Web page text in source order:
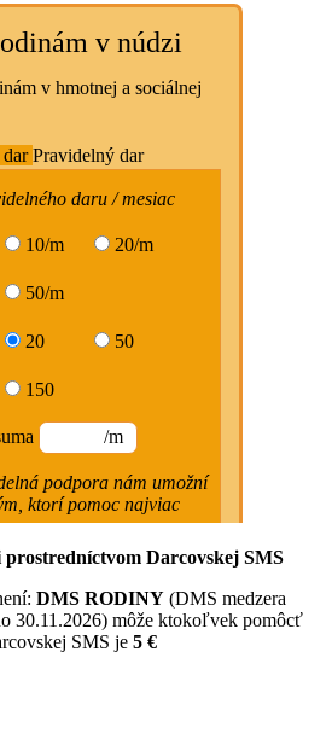
Darcovskej SMS
DMS RODINY (DMS medzera
30.11.2026) môže ktokoľvek pomôcť
SMS je 5 €